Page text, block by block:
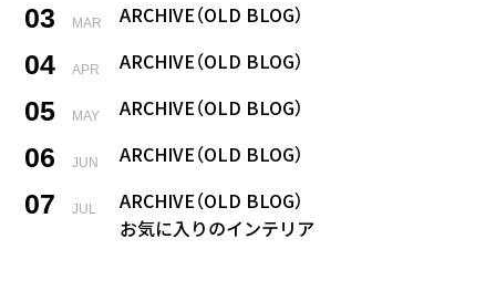
03 MAR ARCHIVE（OLD BLOG）
04 APR ARCHIVE（OLD BLOG）
05 MAY ARCHIVE（OLD BLOG）
06 JUN ARCHIVE（OLD BLOG）
07 JUL
ARCHIVE（OLD BLOG）
お気に入りのインテリア